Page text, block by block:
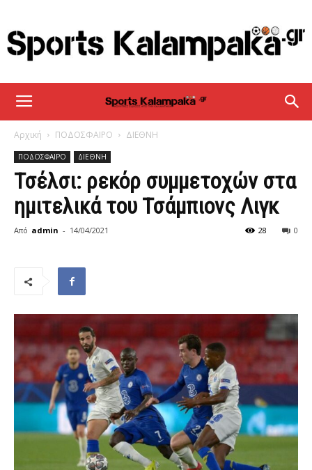
sportskalampaka
Αρχική ΠΟΔΟΣΦΑΙΡΟ ΔΙΕΘΝΗ
ΠΟΔΟΣΦΑΙΡΟ ΔΙΕΘΝΗ
Τσέλσι: ρεκόρ συμμετοχών στα
ημιτελικά του Τσάμπιονς Λιγκ
Από admin - 14/04/2021 0
28